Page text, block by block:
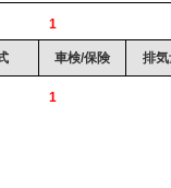
1
車検/保険 排
1